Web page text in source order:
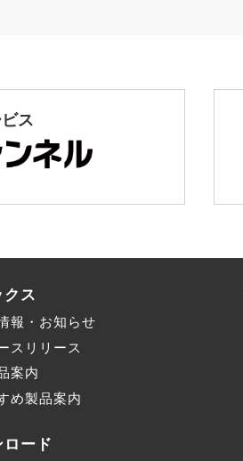
ス
クス
報・お知らせ
スリリース
案内
め製品案内
ロード